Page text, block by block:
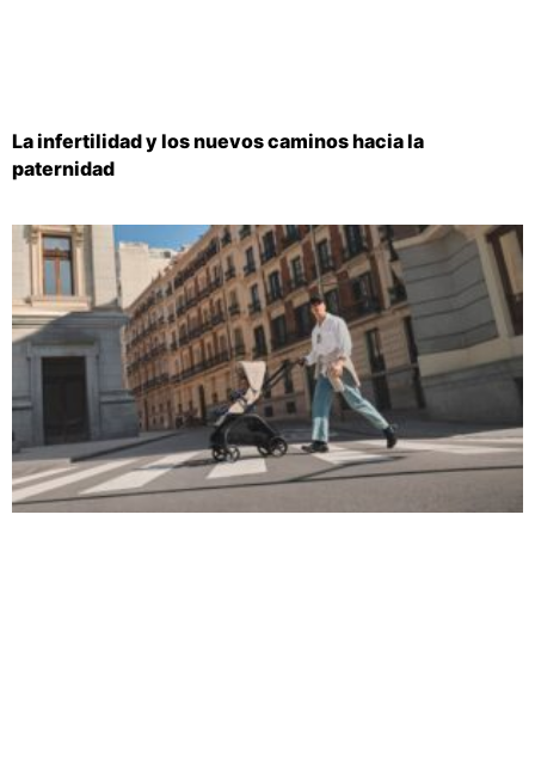
La infertilidad y los nuevos caminos hacia la
paternidad